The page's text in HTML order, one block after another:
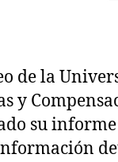
de la
y
su